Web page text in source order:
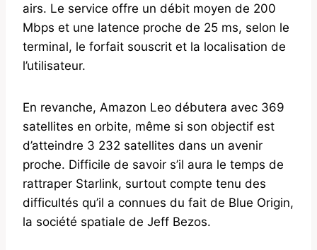
airs. Le service offre un débit moyen de 200
Mbps et une latence proche de 25 ms, selon le
terminal, le forfait souscrit et la localisation de
l’utilisateur.
En revanche, Amazon Leo débutera avec 369
satellites en orbite, même si son objectif est
d’atteindre 3 232 satellites dans un avenir
proche. Difficile de savoir s’il aura le temps de
rattraper Starlink, surtout compte tenu des
difficultés qu’il a connues du fait de Blue Origin,
la société spatiale de Jeff Bezos.